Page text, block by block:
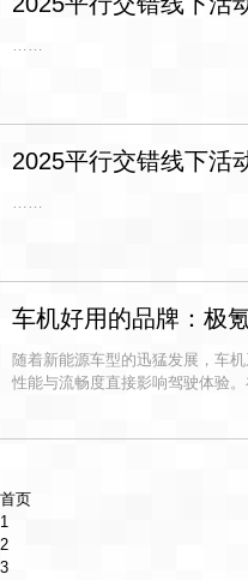
……
2025平行交错线下活
……
车机好用的品牌：极
随着新能源车型的迅猛发展，车
性能与流畅度直接影响驾驶体验
首页
1
2
3